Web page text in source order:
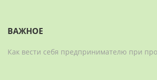
ВАЖНОЕ
Как вести себя предпринимателю при